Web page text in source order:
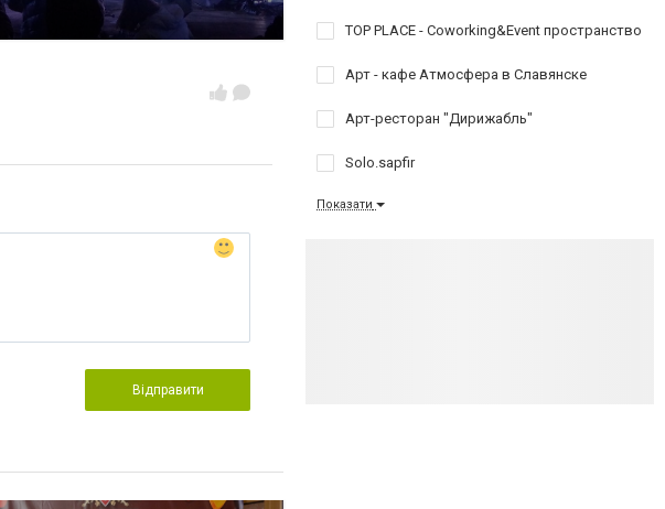
Відправити
TOP PLACE - Coworking&Event пространство
Арт - кафе Атмосфера в Славянске
Арт-ресторан "Дирижабль"
Solo.sapfir
Показати